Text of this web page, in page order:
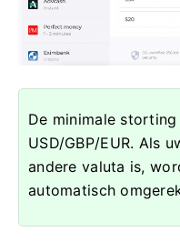
De minimale
USD/GBP/EUR. Als
andere valuta is,
automatisch